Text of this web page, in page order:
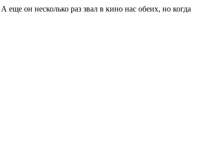
он несколько раз звал в кино нас обеих, но когда